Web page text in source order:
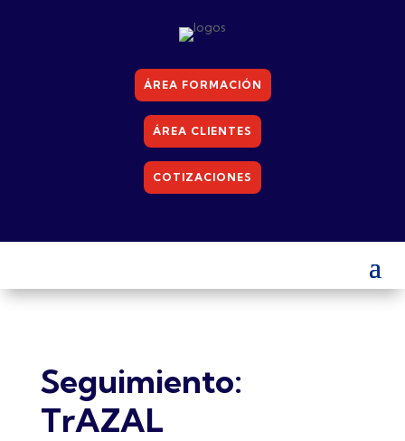
ÁREA FORMACIÓN
ÁREA CLIENTES
COTIZACIONES
Seguimiento:
TrAZAL